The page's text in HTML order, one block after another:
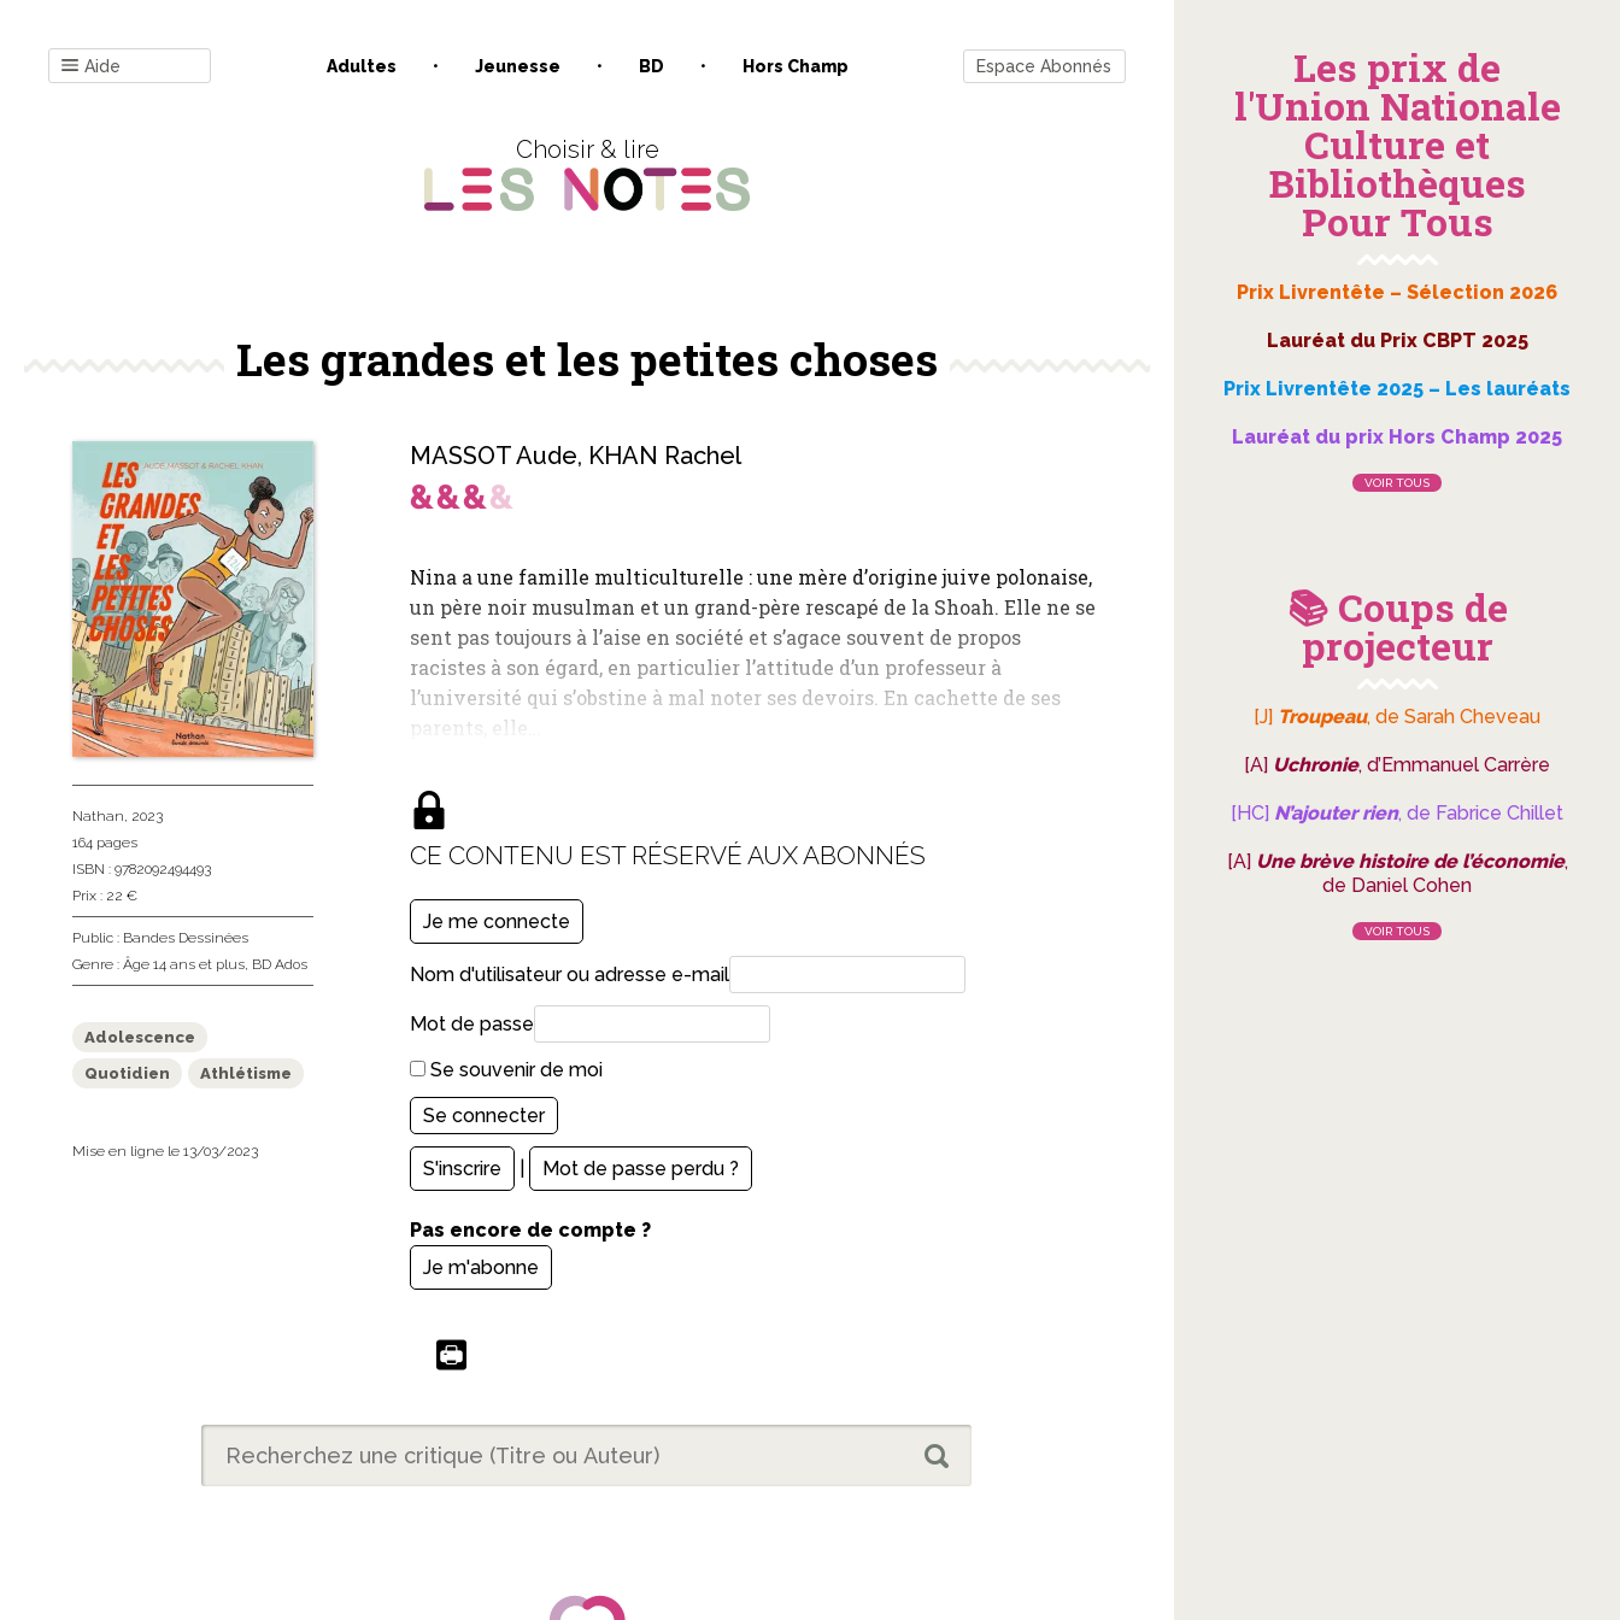
Aide Adultes Jeunesse BD Hors Champ Espace Abonnés
Choisir & lire
Les grandes et les petites choses
MASSOT Aude, KHAN Rachel
Nina a une famille multiculturelle : une mère d’origine juive polonaise,
un père noir musulman et un grand-père rescapé de la Shoah. Elle ne se
sent pas toujours à l’aise en société et s’agace souvent de propos
racistes à son égard, en particulier l’attitude d’un professeur à
l’université qui s’obstine à mal noter ses devoirs. En cachette de ses
parents, elle…
CE CONTENU EST RÉSERVÉ AUX ABONNÉS
Je me connecte
Nom d'utilisateur ou adresse e-mail
Mot de passe
Se souvenir de moi
S'inscrire Mot de passe perdu ?
Pas encore de compte ?
Je m'abonne
Nathan, 2023
164 pages
ISBN : 9782092494493
Prix : 22 €
Public : Bandes Dessinées
Genre : Âge 14 ans et plus, BD Ados
Adolescence
Quotidien
Athlétisme
Mise en ligne le 13/03/2023
Les prix de
l'Union Nationale
Culture et
Bibliothèques
Pour Tous
Prix Livrentête – Sélection 2026
Lauréat du Prix CBPT 2025
Prix Livrentête 2025 – Les lauréats
Lauréat du prix Hors Champ 2025
VOIR TOUS
📚 Coups de
projecteur
[J] Troupeau, de Sarah Cheveau
[A] Uchronie, d’Emmanuel Carrère
[HC] N’ajouter rien, de Fabrice Chillet
[A] Une brève histoire de l’économie,
de Daniel Cohen
VOIR TOUS